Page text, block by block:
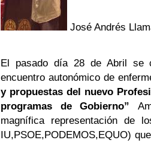
José Andrés
El pasado día 28 de Abril se
encuentro autonómico de
y propuestas del nuevo
programas de Gobierno”
magnífica representación de
IU,PSOE,PODEMOS,EQUO)